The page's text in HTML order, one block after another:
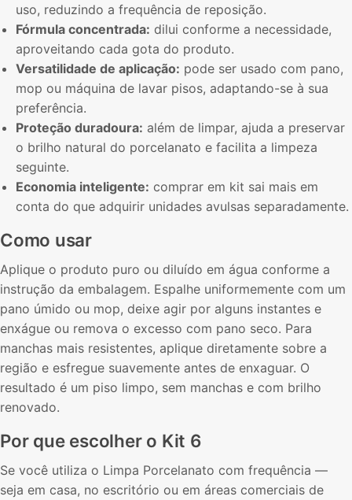
uso, reduzindo a frequência de reposição.
Fórmula concentrada: dilui conforme a necessidade,
aproveitando cada gota do produto.
Versatilidade de aplicação: pode ser usado com pano,
mop ou máquina de lavar pisos, adaptando-se à sua
preferência.
Proteção duradoura: além de limpar, ajuda a preservar
o brilho natural do porcelanato e facilita a limpeza
seguinte.
Economia inteligente: comprar em kit sai mais em
conta do que adquirir unidades avulsas separadamente.
Como usar
Aplique o produto puro ou diluído em água conforme a
instrução da embalagem. Espalhe uniformemente com um
pano úmido ou mop, deixe agir por alguns instantes e
enxágue ou remova o excesso com pano seco. Para
manchas mais resistentes, aplique diretamente sobre a
região e esfregue suavemente antes de enxaguar. O
resultado é um piso limpo, sem manchas e com brilho
renovado.
Por que escolher o Kit 6
Se você utiliza o Limpa Porcelanato com frequência —
seja em casa, no escritório ou em áreas comerciais de